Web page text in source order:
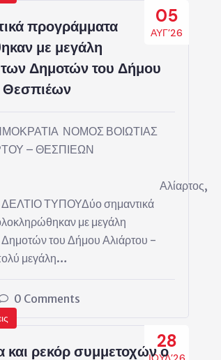
05
ΑΥΓ’26
προγράμματα
με μεγάλη
Δημοτών του Δήμου
Θεσπιέων
ΝΟΜΟΣ ΒΟΙΩΤΙΑΣ
– ΘΕΣΠΙΕΩΝ
ΤΥΠΟΥΔύο σημαντικά
με μεγάλη
του Δήμου Αλιάρτου -
μεγάλη…
0 Comments
28
και ρεκόρ συμμετοχών ο